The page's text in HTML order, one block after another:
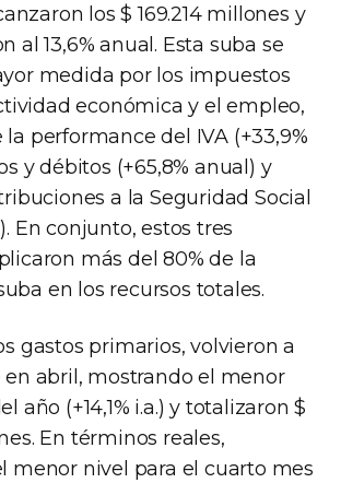
los $ 169.214 millones y
al 13,6% anual. Esta suba se
medida por los impuestos
económica y el empleo,
performance del IVA (+33,9%
y débitos (+65,8% anual) y
a la Seguridad Social
En conjunto, estos tres
más del 80% de la
en los recursos totales.
gastos primarios, volvieron a
en abril, mostrando el menor
año (+14,1% i.a.) y totalizaron $
En términos reales,
menor nivel para el cuarto mes